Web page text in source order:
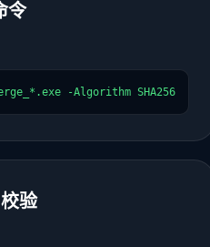
令
-Algorithm SHA256
验